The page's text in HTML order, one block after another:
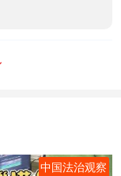
中国法治观察